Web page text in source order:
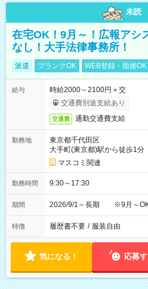
未読
在宅OK！9月～！広報アシ
なし！大手法律事務所！
派遣 ブランクOK WEB登録・面接OK
給与
時給2000～2100円＋交
交通費別途支給あり
交通費 通勤交通費支給
勤務地
東京都千代田区
大手町(東京都)駅から徒歩1分
マスコミ関連
勤務時間 9:30～17:30
期間 2026/9/1～長期 ※9月～OK
特徴 履歴書不要 / 服装自由
気になる！ 応募